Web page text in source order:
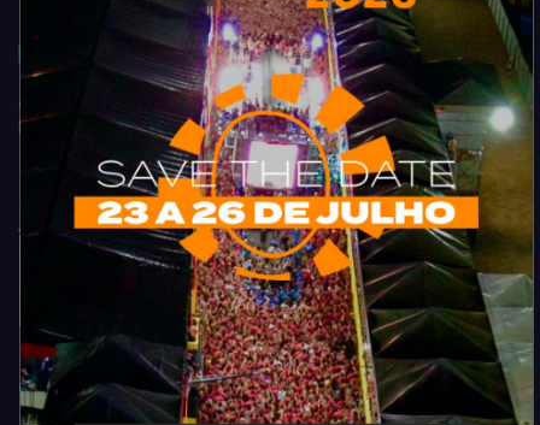
Acompanhe todas as novidades do entretenimento na região de
Fortaleza. Dicas, promoções, coberturas exclusivas e muito mais.
Categorias